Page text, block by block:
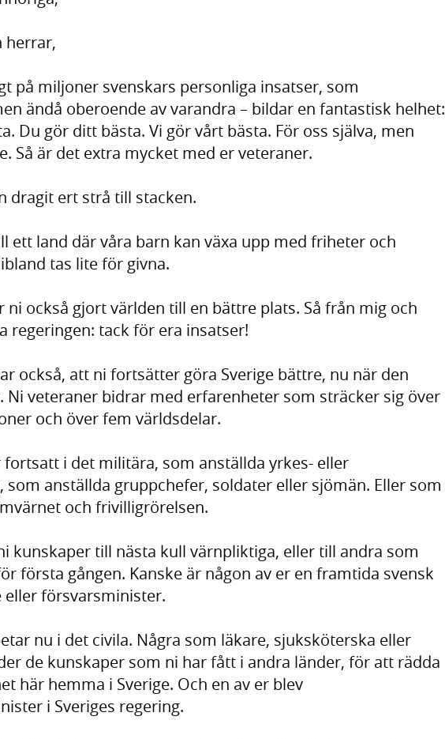
herrar,
på miljoner svenskars personliga insatser, som
ändå oberoende av varandra – bildar en fantastisk helhet:
Du gör ditt bästa. Vi gör vårt bästa. För oss själva, men
Så är det extra mycket med er veteraner.
dragit ert strå till stacken.
ett land där våra barn kan växa upp med friheter och
tas lite för givna.
ni också gjort världen till en bättre plats. Så från mig och
regeringen: tack för era insatser!
också, att ni fortsätter göra Sverige bättre, nu när den
Ni veteraner bidrar med erfarenheter som sträcker sig över
och över fem världsdelar.
fortsatt i det militära, som anställda yrkes- eller
som anställda gruppchefer, soldater eller sjömän. Eller som
och frivilligrörelsen.
kunskaper till nästa kull värnpliktiga, eller till andra som
första gången. Kanske är någon av er en framtida svensk
eller försvarsminister.
nu i det civila. Några som läkare, sjuksköterska eller
de kunskaper som ni har fått i andra länder, för att rädda
här hemma i Sverige. Och en av er blev
i Sveriges regering.